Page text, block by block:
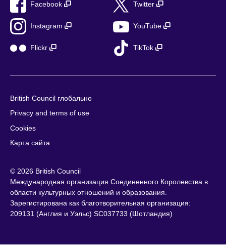
Facebook Twitter
Instagram YouTube
Flickr TikTok
British Council глобально
Privacy and terms of use
Cookies
Карта сайта
© 2026 British Council
Международная организация Соединенного Королевства в
области культурных отношений и образования.
Зарегистирована как благотворительная организация:
209131 (Англия и Уэльс) SC037733 (Шотландия)